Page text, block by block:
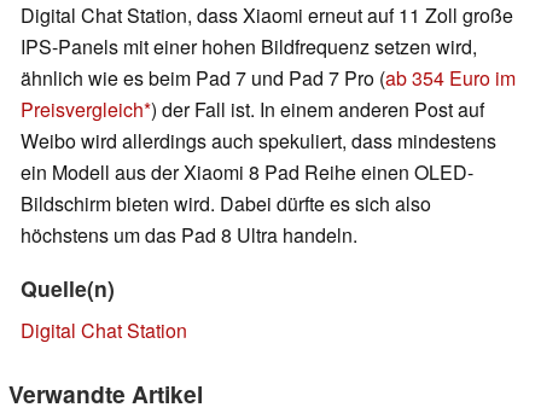
Digital Chat Station, dass Xiaomi erneut auf 11 Zoll große
IPS-Panels mit einer hohen Bildfrequenz setzen wird,
ähnlich wie es beim Pad 7 und Pad 7 Pro (ab 354 Euro im
Preisvergleich ) der Fall ist. In einem anderen Post auf
Weibo wird allerdings auch spekuliert, dass mindestens
ein Modell aus der Xiaomi 8 Pad Reihe einen OLED-
Bildschirm bieten wird. Dabei dürfte es sich also
höchstens um das Pad 8 Ultra handeln.
Quelle(n)
Digital Chat Station
Verwandte Artikel